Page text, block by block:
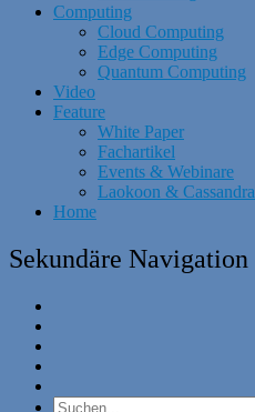
Computing
Cloud Computing
Edge Computing
Quantum Computing
Video
Feature
White Paper
Fachartikel
Events & Webinare
Laokoon & Cassandra
Home
Sekundäre Navigation